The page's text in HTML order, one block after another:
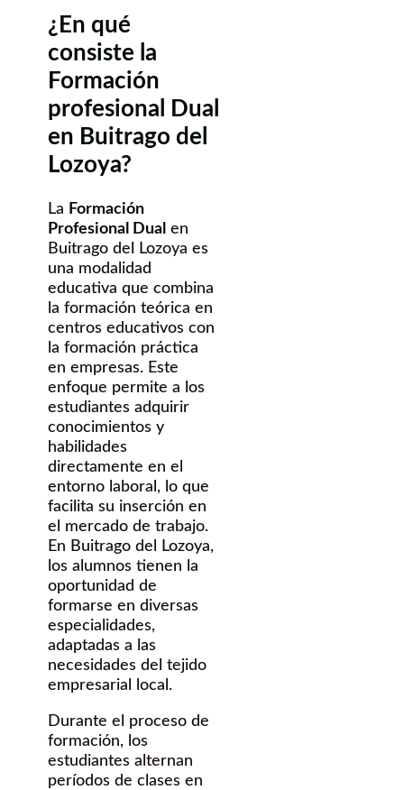
¿En qué
consiste la
Formación
profesional Dual
en Buitrago del
Lozoya?
La Formación
Profesional Dual en
Buitrago del Lozoya es
una modalidad
educativa que combina
la formación teórica en
centros educativos con
la formación práctica
en empresas. Este
enfoque permite a los
estudiantes adquirir
conocimientos y
habilidades
directamente en el
entorno laboral, lo que
facilita su inserción en
el mercado de trabajo.
En Buitrago del Lozoya,
los alumnos tienen la
oportunidad de
formarse en diversas
especialidades,
adaptadas a las
necesidades del tejido
empresarial local.
Durante el proceso de
formación, los
estudiantes alternan
períodos de clases en